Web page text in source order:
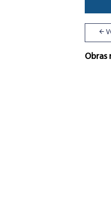
Obras